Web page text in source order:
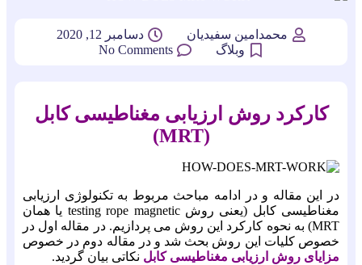
محمدامین سفیدیان
دسامبر 12, 2020
وبلاگ
No Comments
کارکرد روش ارزیابی مغناطیسی کابل
(MRT)
در این مقاله و در ادامه مباحث مربوط به تکنولوژی ارزیابی
مغناطیسی کابل (یعنی روش testing rope magnetic یا همان
MRT) به نحوه کارکرد این روش می پردازیم. در مقاله اول در
خصوص کلیات این روش بحث شد و در مقاله دوم در خصوص
مزایای روش ارزیابی مغناطیسی کابل نکاتی بیان گردید.